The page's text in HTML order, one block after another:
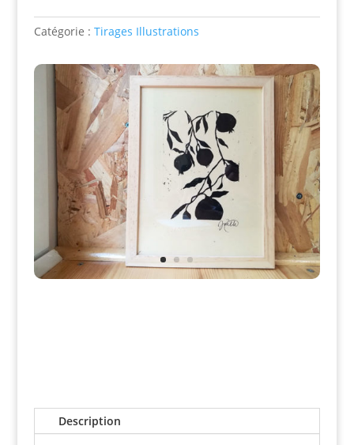
Catégorie : Tirages Illustrations
Description